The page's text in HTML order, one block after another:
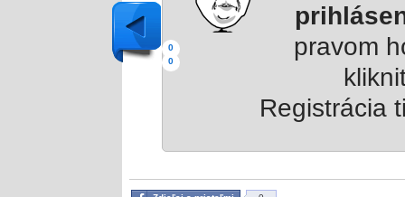
0
0
pravom
Registrácia